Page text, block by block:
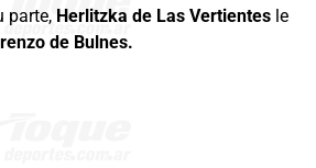
parte, Herlitzka de Las Vertientesle
de Bulnes.